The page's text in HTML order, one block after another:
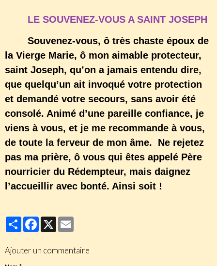
LE SOUVENEZ-VOUS A SAINT JOSEPH
Souvenez-vous, ô très chaste époux de
la Vierge Marie, ô mon aimable protecteur,
saint Joseph, qu’on a jamais entendu dire,
que quelqu’un ait invoqué votre protection
et demandé votre secours, sans avoir été
consolé. Animé d’une pareille confiance, je
viens à vous, et je me recommande à vous,
de toute la ferveur de mon âme. Ne rejetez
pas ma prière, ô vous qui êtes appelé Père
nourricier du Rédempteur, mais daignez
l’accueillir avec bonté. Ainsi soit !
PartagerFacebook
X
Ajouter un commentaire